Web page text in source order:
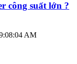
công suất lớn ?
AM